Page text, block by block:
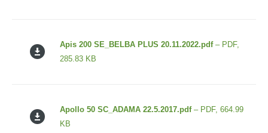
Apis 200 SE_BELBA PLUS 20.11.2022.pdf– PDF,
285.83 KB
Apollo 50 SC_ADAMA 22.5.2017.pdf– PDF, 664.99
KB